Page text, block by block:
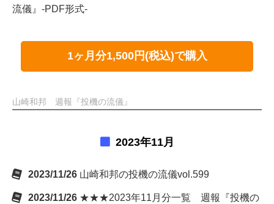
流儀』-PDF形式-
1ヶ月分1,500円(税込)で購入
山崎和邦 週報『投機の流儀』
2023年11月
2023/11/26 山崎和邦の投機の流儀vol.599
2023/11/26 ★★★2023年11月分一覧 週報『投機の